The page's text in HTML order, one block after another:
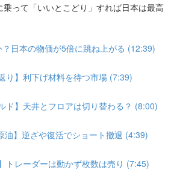
乗って「いいとこどり」すれば日本は最高
日本の物価が5倍に跳ね上がる (12:39)
り】利下げ材料を待つ市場 (7:39)
ド】天井とフロアは切り替わる？ (8:00)
油】逆ざや復活でショート撤退 (4:39)
トレーダーは動かず枚数は売り (7:45)